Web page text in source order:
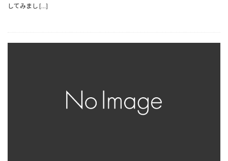
してみまし […]